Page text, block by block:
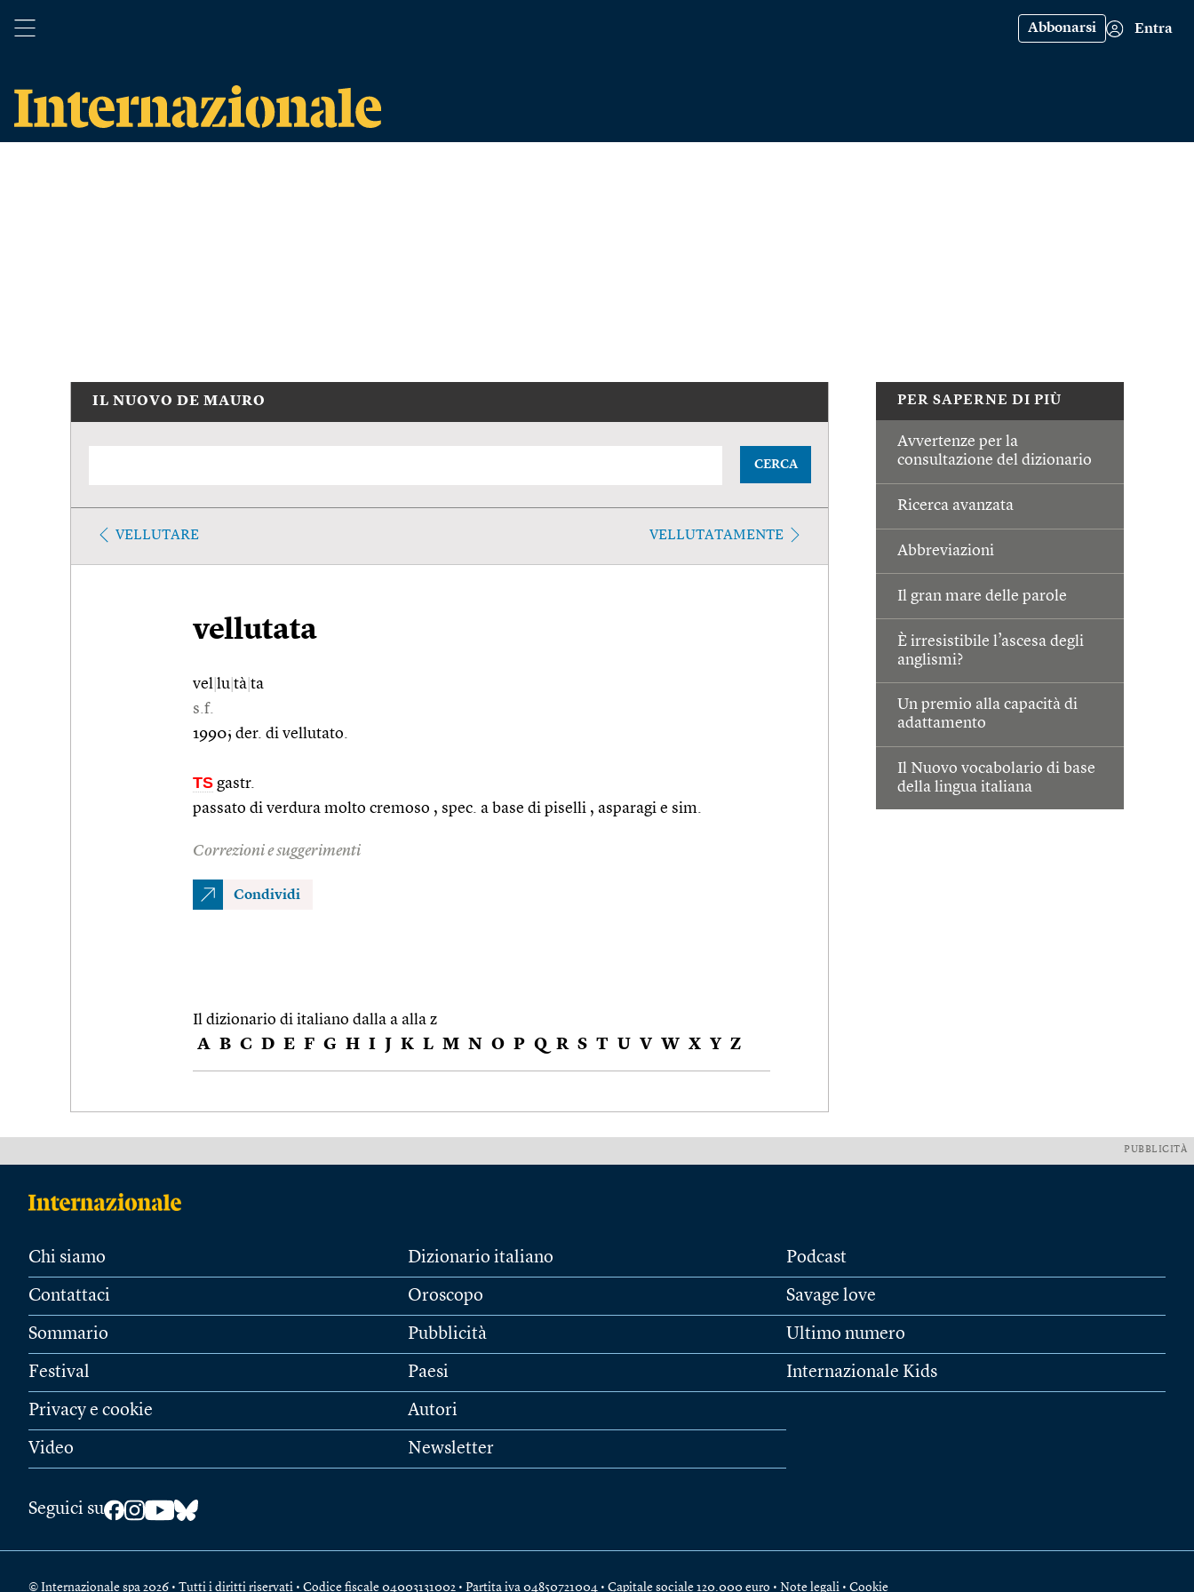
Abbonarsi Entra
PER SAPERNE DI PIÙ
Avvertenze per la
consultazione del dizionario
Ricerca avanzata
Abbreviazioni
Il gran mare delle parole
È irresistibile l’ascesa degli
anglismi?
Un premio alla capacità di
adattamento
Il Nuovo vocabolario di base
della lingua italiana
IL NUOVO DE MAURO
CERCA
VELLUTARE VELLUTATAMENTE
vellutata
vel lu tà ta
s.f.
1990; der. di vellutato.
TS gastr.
passato di verdura molto cremoso , spec. a base di piselli , asparagi e sim.
Correzioni e suggerimenti
Condividi
Il dizionario di italiano dalla a alla z
A B C D E F G H I J K L M N O P Q R S T U V W X Y Z
PUBBLICITÀ
Chi siamo
Contattaci
Sommario
Festival
Privacy e cookie
Video
Dizionario italiano
Oroscopo
Pubblicità
Paesi
Autori
Newsletter
Podcast
Savage love
Ultimo numero
Internazionale Kids
Seguici su
© Internazionale spa 2026 • Tutti i diritti riservati • Codice fiscale 04003131002 • Partita iva 04850721004 • Capitale sociale 120.000 euro • Note legali • Cookie